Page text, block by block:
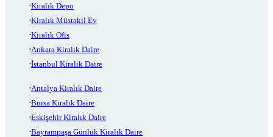
Kiralık Depo
Kiralık Müstakil Ev
Kiralık Ofis
Ankara Kiralık Daire
İstanbul Kiralık Daire
Antalya Kiralık Daire
Bursa Kiralık Daire
Eskişehir Kiralık Daire
Bayrampaşa Günlük Kiralık Daire